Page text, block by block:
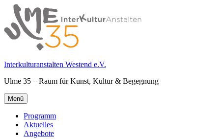
Springe
zum
Inhalt
Interkulturanstalten Westend e.V.
Ulme 35 – Raum für Kunst, Kultur & Begegnung
Primäres
Menü
Menü
Programm
Aktuelles
Angebote